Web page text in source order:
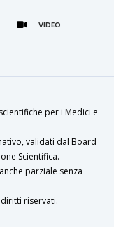
per i Medici e
validati dal Board
Scientifica.
parziale senza
riservati.